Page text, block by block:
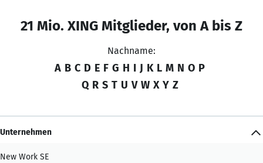
21 Mio. XING Mitglieder, von A bis Z
Nachname:
A B C D E F G H I J K L M N O P
Q R S T U V W X Y Z
Unternehmen
New Work SE